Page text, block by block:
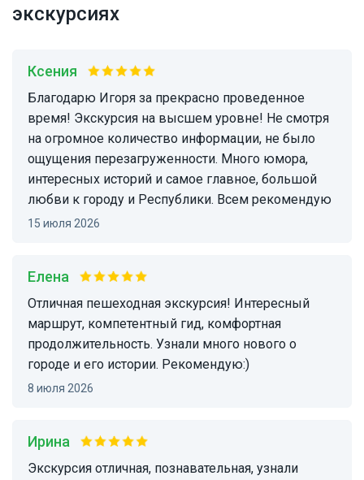
экскурсиях
Ксения
Благодарю Игоря за прекрасно проведенное
время! Экскурсия на высшем уровне! Не смотря
на огромное количество информации, не было
ощущения перезагруженности. Много юмора,
интересных историй и самое главное, большой
любви к городу и Республики. Всем рекомендую
15 июля 2026
Елена
Отличная пешеходная экскурсия! Интересный
маршрут, компетентный гид, комфортная
продолжительность. Узнали много нового о
городе и его истории. Рекомендую:)
8 июля 2026
ирина
Экскурсия отличная, познавательная, узнали